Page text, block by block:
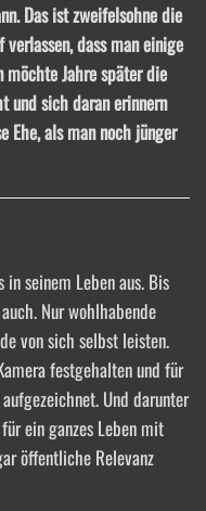
Das ist zweifelsohne die
dass man einige
möchte Jahre später die
und sich daran erinnern
Ehe, als man noch jünger
seinem Leben aus. Bis
Nur wohlhabende
von sich selbst leisten.
festgehalten und für
Und darunter
ein ganzes Leben mit
öffentliche Relevanz